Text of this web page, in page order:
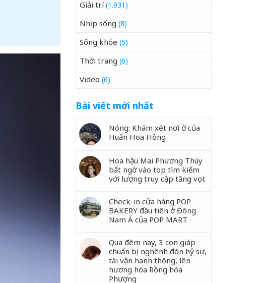
Giải trí(1.931)
Nhịp sống (8)
Sống khỏe (5)
Thời trang (6)
Video (6)
Bài viết mới nhất
Nóng: Khám xét nơi ở của
Huấn Hoa Hồng
Hoa hậu Mai Phương Thúy
bất ngờ vào top tìm kiếm
với lượng truy cập tăng vọt
Check-in cửa hàng POP
BAKERY đầu tiên ở Đông
Nam Á của POP MART
Qua đêm nay, 3 con giáp
chuẩn bị nghênh đón hỷ sự,
tài vận hanh thông, lên
hương hóa Rồng hóa
Phượng